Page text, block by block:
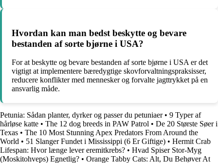
Hvordan kan man bedst beskytte og bevare
bestanden af sorte bjørne i USA?
For at beskytte og bevare bestanden af sorte bjørne i USA er det
vigtigt at implementere bæredygtige skovforvaltningspraksisser,
reducere konflikter med mennesker og forvalte jagttrykket på en
ansvarlig måde.
Petunia: Sådan planter, dyrker og passer du petuniaer• 9 Typer af
hårløse katte • The 12 dog breeds in PAW Patrol • De 20 Største Søer i
Texas • The 10 Most Stunning Apex Predators From Around the
World • 51 Slanger Fundet i Mississippi (6 Er Giftige) • Hermit Crab
Lifespan: Hvor længe lever eremitkrebs? • Hvad Spiser Stor-Myg
(Moskitohveps) Egnetlig? • Orange Tabby Cats: Alt, Du Behøver At